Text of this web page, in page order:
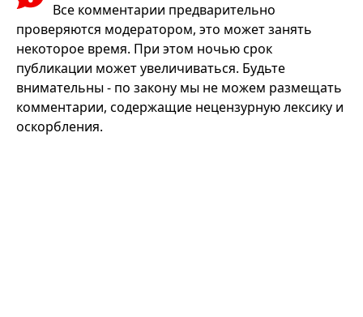
Все комментарии предварительно
проверяются модератором, это может занять
некоторое время. При этом ночью срок
публикации может увеличиваться. Будьте
внимательны - по закону мы не можем размещать
комментарии, содержащие нецензурную лексику и
оскорбления.